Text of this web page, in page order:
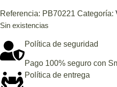
Referencia: PB70221 Categoría:
Sin existencias
Política de seguridad
Pago 100% seguro con
Política de entrega